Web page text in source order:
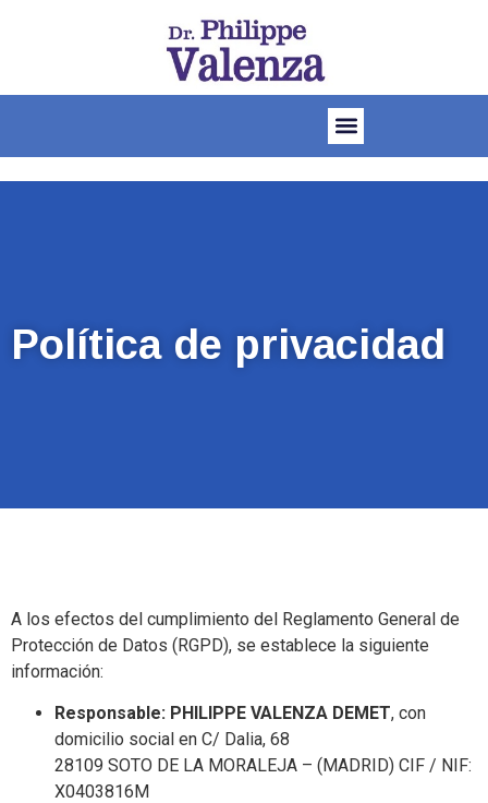
Política de privacidad
A los efectos del cumplimiento del Reglamento General de
Protección de Datos (RGPD), se establece la siguiente
información:
Responsable: PHILIPPE VALENZA DEMET, con
domicilio social en C/ Dalia, 68
28109 SOTO DE LA MORALEJA – (MADRID) CIF / NIF:
X0403816M